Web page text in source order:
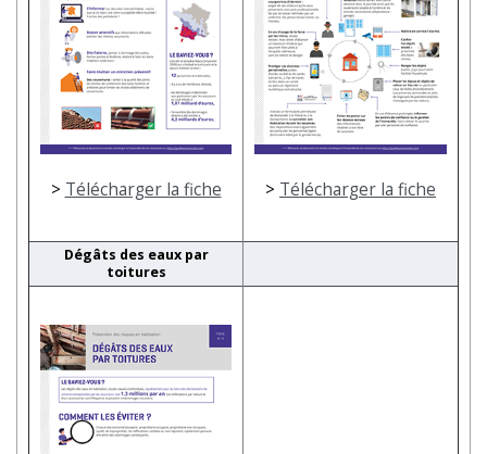
> Télécharger la fiche > Télécharger la fiche
Dégâts des eaux par
toitures